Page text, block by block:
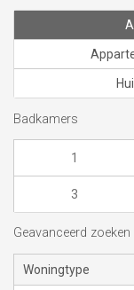
Badkamers
1
3
Geavanceerd zoeken
Woningtype